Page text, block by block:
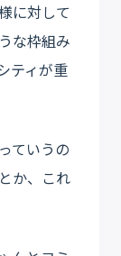
に対して
な枠組み
ティが重
ていうの
か、これ